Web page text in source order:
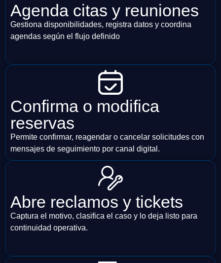
Agenda citas y reuniones
Gestiona disponibilidades, registra datos y coordina
agendas según el flujo definido
Confirma o modifica
reservas
Permite confirmar, reagendar o cancelar solicitudes con
mensajes de seguimiento por canal digital.
Abre reclamos y tickets
Captura el motivo, clasifica el caso y lo deja listo para
continuidad operativa.